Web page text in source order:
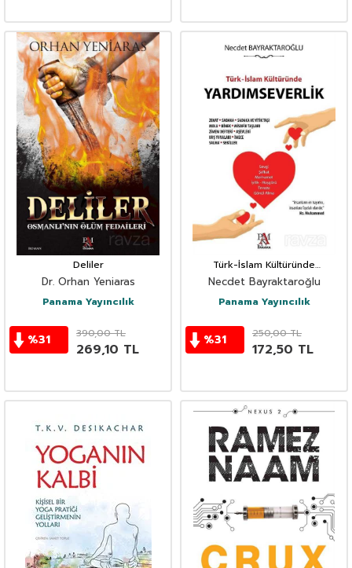
Deliler
Dr. Orhan Yeniaras
Panama Yayıncılık
%31 390,00TL
269,10 TL
Türk-İslam Kültüründe
Yardımseverlik
Necdet Bayraktaroğlu
Panama Yayıncılık
%31 250,00TL
172,50 TL